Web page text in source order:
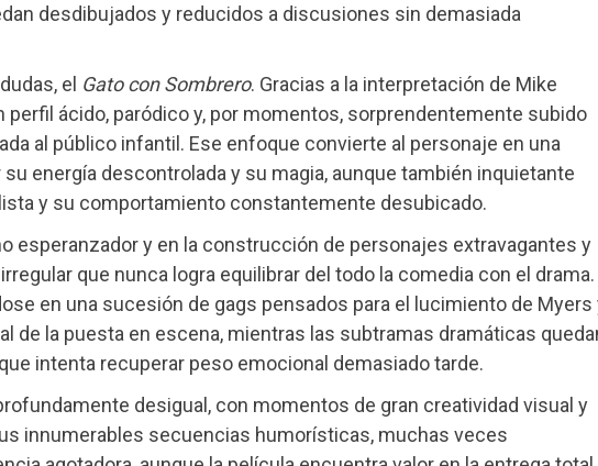
desdibujados y reducidos a discusiones sin demasiada
el Gato con Sombrero. Gracias a la interpretación de Mike
perfil ácido, paródico y, por momentos, sorprendentemente subido
al público infantil. Ese enfoque convierte al personaje en una
energía descontrolada y su magia, aunque también inquietante
y su comportamiento constantemente desubicado.
esperanzador y en la construcción de personajes extravagantes y
que nunca logra equilibrar del todo la comedia con el drama.
en una sucesión de gags pensados para el lucimiento de Myers
de la puesta en escena, mientras las subtramas dramáticas
intenta recuperar peso emocional demasiado tarde.
desigual, con momentos de gran creatividad visual y
innumerables secuencias humorísticas, muchas veces